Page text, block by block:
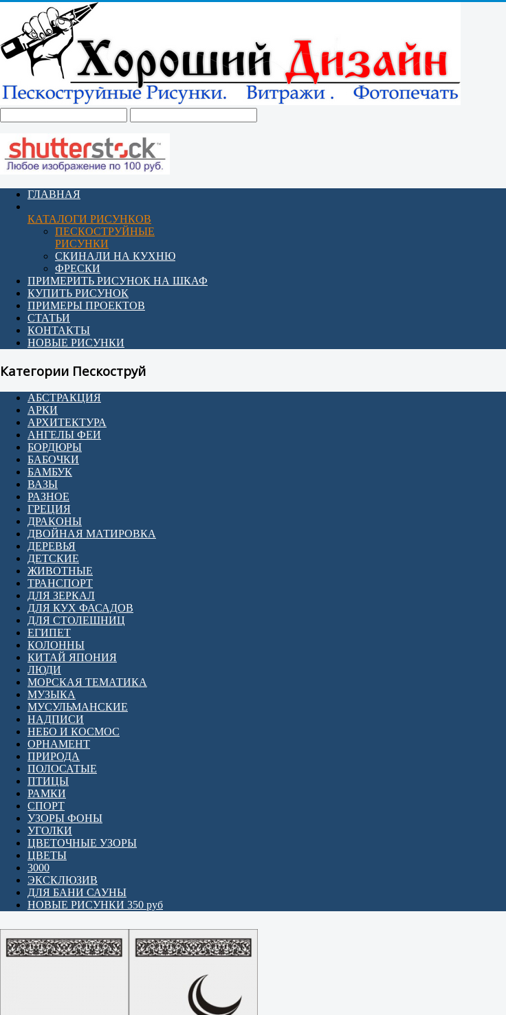
ГЛАВНАЯ
КАТАЛОГИ РИСУНКОВ
ПЕСКОСТРУЙНЫЕ
РИСУНКИ
СКИНАЛИ НА КУХНЮ
ФРЕСКИ
ПРИМЕРИТЬ РИСУНОК НА ШКАФ
КУПИТЬ РИСУНОК
ПРИМЕРЫ ПРОЕКТОВ
СТАТЬИ
КОНТАКТЫ
НОВЫЕ РИСУНКИ
Категории Пескоструй
АБСТРАКЦИЯ
АРКИ
АРХИТЕКТУРА
АНГЕЛЫ ФЕИ
БОРДЮРЫ
БАБОЧКИ
БАМБУК
ВАЗЫ
РАЗНОЕ
ГРЕЦИЯ
ДРАКОНЫ
ДВОЙНАЯ МАТИРОВКА
ДЕРЕВЬЯ
ДЕТСКИЕ
ЖИВОТНЫЕ
ТРАНСПОРТ
ДЛЯ ЗЕРКАЛ
ДЛЯ КУХ ФАСАДОВ
ДЛЯ СТОЛЕШНИЦ
ЕГИПЕТ
КОЛОННЫ
КИТАЙ ЯПОНИЯ
ЛЮДИ
МОРСКАЯ ТЕМАТИКА
МУЗЫКА
МУСУЛЬМАНСКИЕ
НАДПИСИ
НЕБО И КОСМОС
ОРНАМЕНТ
ПРИРОДА
ПОЛОСАТЫЕ
ПТИЦЫ
РАМКИ
СПОРТ
УЗОРЫ ФОНЫ
УГОЛКИ
ЦВЕТОЧНЫЕ УЗОРЫ
ЦВЕТЫ
3000
ЭКСКЛЮЗИВ
ДЛЯ БАНИ САУНЫ
НОВЫЕ РИСУНКИ 350 руб